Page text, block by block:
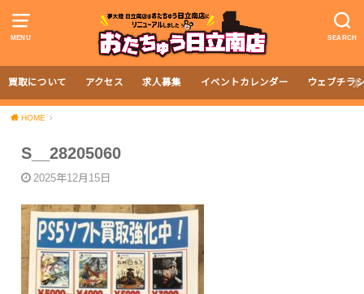
MENU SEARCH
買取について アクセス 求人募集 イベントカレンダー ウェブチラ
HOME
S__28205060
2025年12月15日